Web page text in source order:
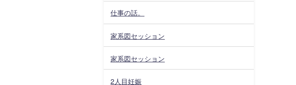
仕事の話。
家系図セッション
家系図セッション
2人目妊娠